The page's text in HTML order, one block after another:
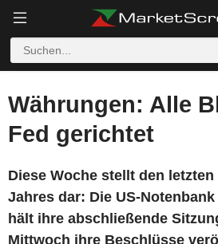
Währungen: Alle
Fed gerichtet
Diese Woche stellt den
Jahres dar: Die US-
hält ihre abschließende
Mittwoch ihre Beschlüsse